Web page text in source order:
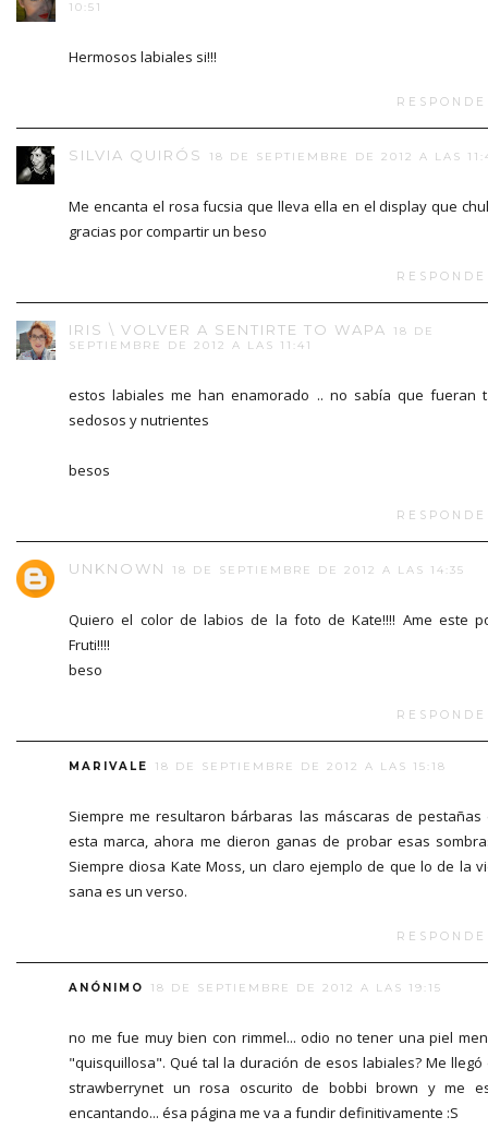
10:51
Hermosos labiales si!!!
SILVIA QUIRÓS 18 DE SEPTIEMBRE DE 2012 A LAS
Me encanta el rosa fucsia que lleva ella en el display que
gracias por compartir un beso
IRIS \ VOLVER A SENTIRTE TO WAPA
18 DE
SEPTIEMBRE DE 2012 A LAS 11:41
estos labiales me han enamorado .. no sabía que fueran
sedosos y nutrientes
besos
UNKNOWN 18 DE SEPTIEMBRE DE 2012 A LAS 14:35
Quiero el color de labios de la foto de Kate!!!! Ame este
Fruti!!!!
beso
MARIVALE 18 DE SEPTIEMBRE DE 2012 A LAS 15:18
Siempre me resultaron bárbaras las máscaras de pestañas
esta marca, ahora me dieron ganas de probar esas
Siempre diosa Kate Moss, un claro ejemplo de que lo de la
sana es un verso.
ANÓNIMO 18 DE SEPTIEMBRE DE 2012 A LAS 19:15
no me fue muy bien con rimmel... odio no tener una piel
"quisquillosa". Qué tal la duración de esos labiales? Me llegó
strawberrynet un rosa oscurito de bobbi brown y me
encantando... ésa página me va a fundir definitivamente :S